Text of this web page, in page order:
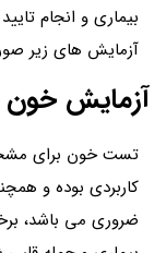
بیماری و انجام
آزمایش های زیر
آزمایش خون
تست خون برای
کاربردی بوده و
ضروری می باشد،